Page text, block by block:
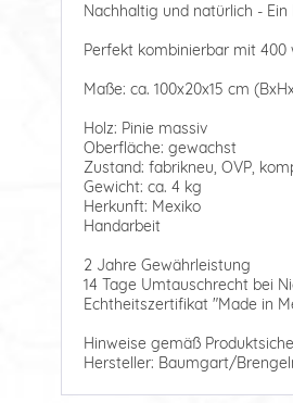
Nachhaltig und natürlich -
Perfekt kombinierbar mit 400
Maße: ca. 100x20x15 cm
Holz: Pinie massiv
Oberfläche: gewachst
Zustand: fabrikneu, OVP,
Gewicht: ca. 4 kg
Herkunft: Mexiko
Handarbeit
2 Jahre Gewährleistung
14 Tage Umtauschrecht bei
Echtheitszertifikat "Made in
Hinweise gemäß
Hersteller: Baumgart/